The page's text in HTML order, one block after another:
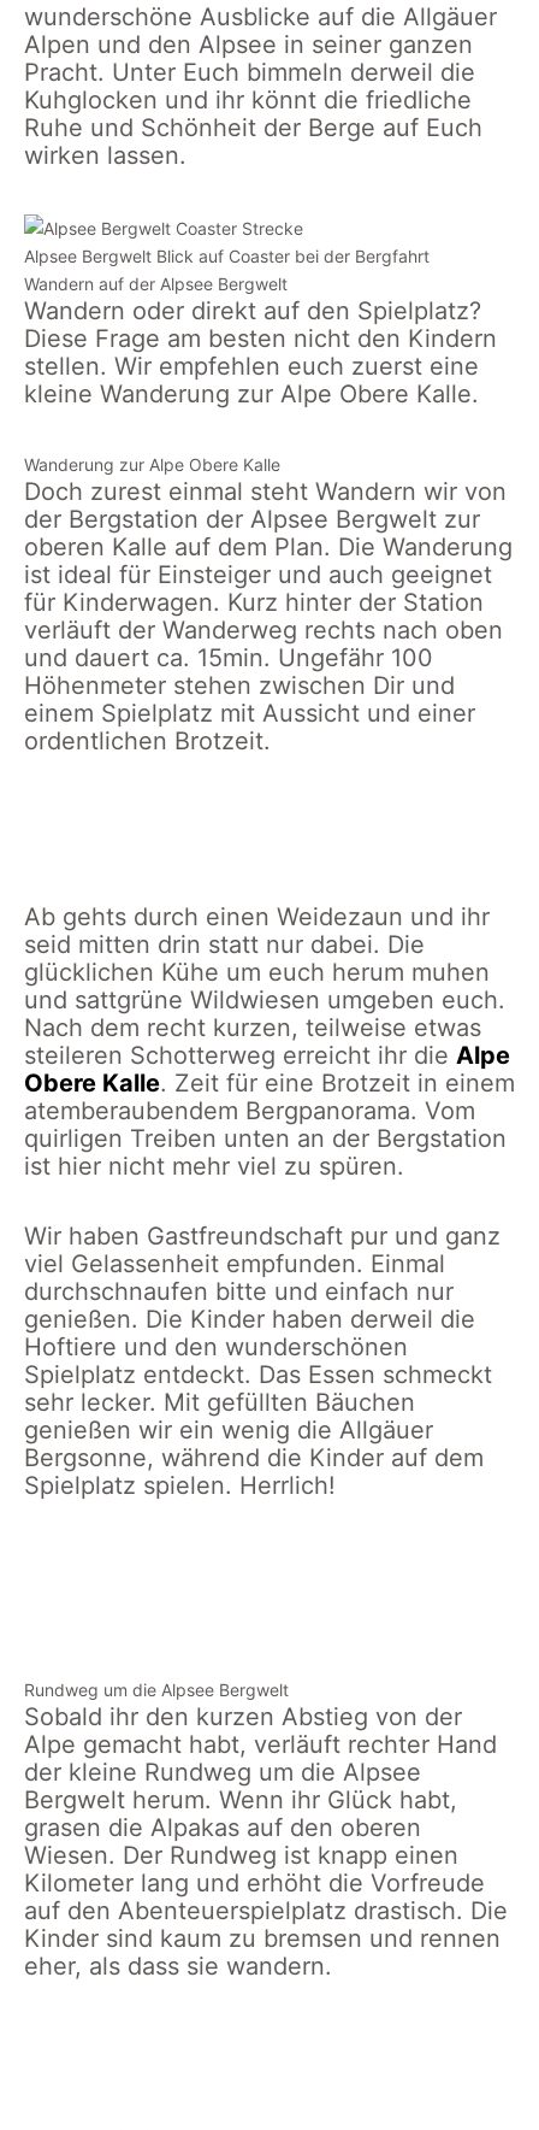
wunderschöne Ausblicke auf die Allgäuer
Alpen und den Alpsee in seiner ganzen
Pracht. Unter Euch bimmeln derweil die
Kuhglocken und ihr könnt die friedliche
Ruhe und Schönheit der Berge auf Euch
wirken lassen.
Alpsee Bergwelt Blick auf Coaster bei der Bergfahrt
Wandern auf der Alpsee Bergwelt
Wandern oder direkt auf den Spielplatz?
Diese Frage am besten nicht den Kindern
stellen. Wir empfehlen euch zuerst eine
kleine Wanderung zur Alpe Obere Kalle.
Wanderung zur Alpe Obere Kalle
Doch zurest einmal steht Wandern wir von
der Bergstation der Alpsee Bergwelt zur
oberen Kalle auf dem Plan. Die Wanderung
ist ideal für Einsteiger und auch geeignet
für Kinderwagen. Kurz hinter der Station
verläuft der Wanderweg rechts nach oben
und dauert ca. 15min. Ungefähr 100
Höhenmeter stehen zwischen Dir und
einem Spielplatz mit Aussicht und einer
ordentlichen Brotzeit.
Ab gehts durch einen Weidezaun und ihr
seid mitten drin statt nur dabei. Die
glücklichen Kühe um euch herum muhen
und sattgrüne Wildwiesen umgeben euch.
Nach dem recht kurzen, teilweise etwas
steileren Schotterweg erreicht ihr die Alpe
Obere Kalle. Zeit für eine Brotzeit in einem
atemberaubendem Bergpanorama. Vom
quirligen Treiben unten an der Bergstation
ist hier nicht mehr viel zu spüren.
Wir haben Gastfreundschaft pur und ganz
viel Gelassenheit empfunden. Einmal
durchschnaufen bitte und einfach nur
genießen. Die Kinder haben derweil die
Hoftiere und den wunderschönen
Spielplatz entdeckt. Das Essen schmeckt
sehr lecker. Mit gefüllten Bäuchen
genießen wir ein wenig die Allgäuer
Bergsonne, während die Kinder auf dem
Spielplatz spielen. Herrlich!
obere
Kalle
entfernt
Rundweg um die Alpsee Bergwelt
Sobald ihr den kurzen Abstieg von der
Alpe gemacht habt, verläuft rechter Hand
der kleine Rundweg um die Alpsee
Bergwelt herum. Wenn ihr Glück habt,
grasen die Alpakas auf den oberen
Wiesen. Der Rundweg ist knapp einen
Kilometer lang und erhöht die Vorfreude
auf den Abenteuerspielplatz drastisch. Die
Kinder sind kaum zu bremsen und rennen
eher, als dass sie wandern.